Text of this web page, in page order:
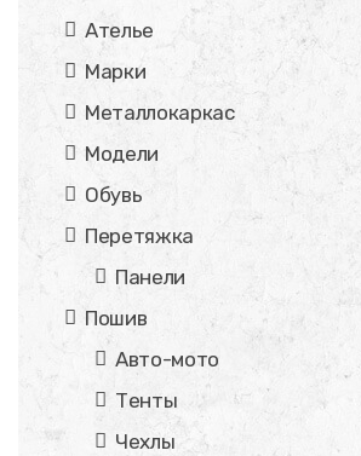
Ателье
Марки
Металлокаркас
Модели
Обувь
Перетяжка
Панели
Пошив
Авто-мото
Тенты
Чехлы